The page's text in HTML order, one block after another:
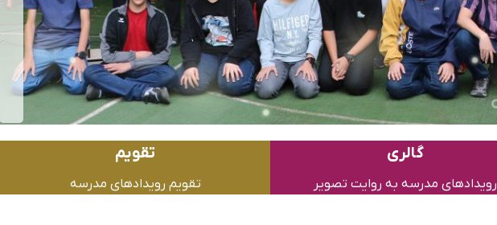
گالری
رویدادهای مدرسه به روایت تصویر
تقویم
تقویم رویدادهای مدرسه